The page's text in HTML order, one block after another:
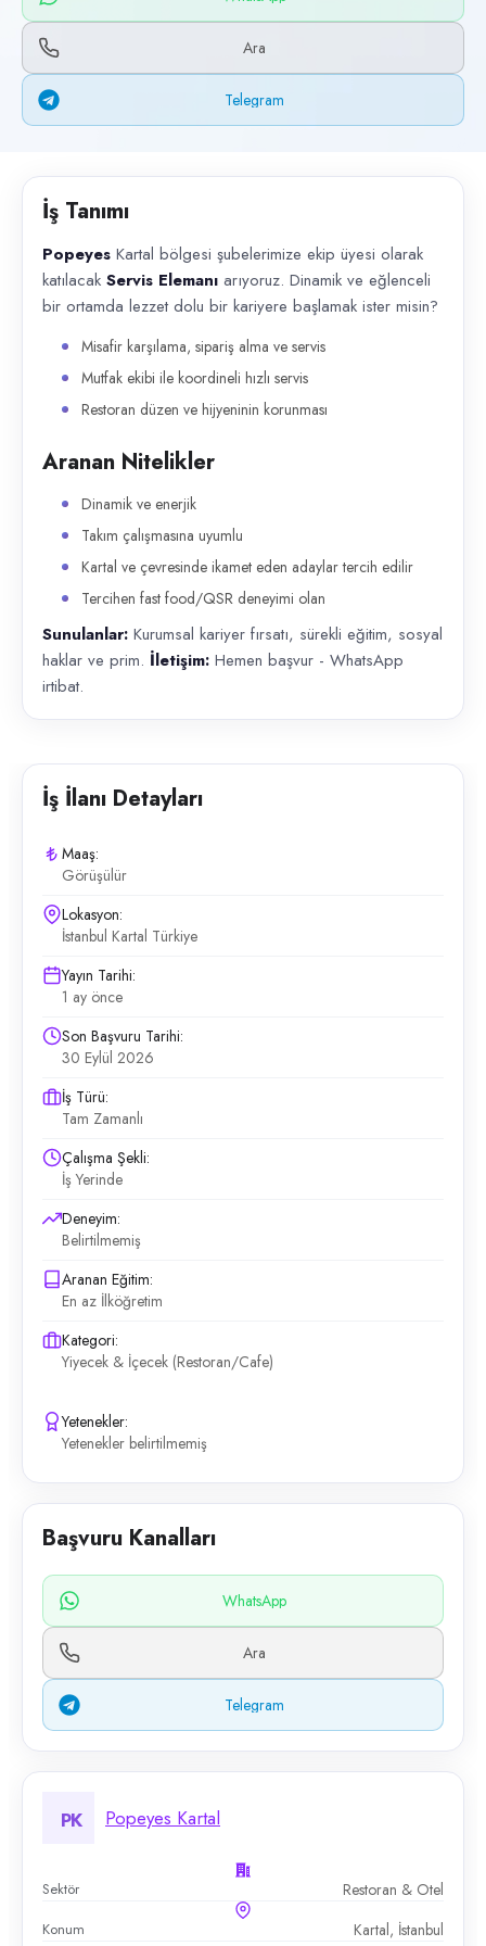
Başvuru kanalları
WhatsApp, Telegram, Telefon
İlan açıklaması
Popeyes Kartal bölgesi şubelerimize ekip üyesi olarak katılacak
Ara
Telegram
İş Tanımı
Popeyes Kartal bölgesi şubelerimize ekip üyesi olarak
katılacak Servis Elemanı arıyoruz. Dinamik ve eğlenceli
bir ortamda lezzet dolu bir kariyere başlamak ister misin?
Misafir karşılama, sipariş alma ve servis
Mutfak ekibi ile koordineli hızlı servis
Restoran düzen ve hijyeninin korunması
Aranan Nitelikler
Dinamik ve enerjik
Takım çalışmasına uyumlu
Kartal ve çevresinde ikamet eden adaylar tercih edilir
Tercihen fast food/QSR deneyimi olan
Sunulanlar: Kurumsal kariyer fırsatı, sürekli eğitim, sosyal
haklar ve prim. İletişim: Hemen başvur - WhatsApp
irtibat.
İş İlanı Detayları
Maaş:
Görüşülür
Lokasyon:
İstanbul Kartal Türkiye
Yayın Tarihi:
1 ay önce
Son Başvuru Tarihi:
30 Eylül 2026
İş Türü:
Tam Zamanlı
Çalışma Şekli:
İş Yerinde
Deneyim:
Belirtilmemiş
Aranan Eğitim:
En az İlköğretim
Kategori:
Yiyecek & İçecek (Restoran/Cafe)
Yetenekler:
Yetenekler belirtilmemiş
Başvuru Kanalları
WhatsApp
Ara
Telegram
PK Popeyes Kartal
Sektör Restoran & Otel
Konum Kartal, İstanbul